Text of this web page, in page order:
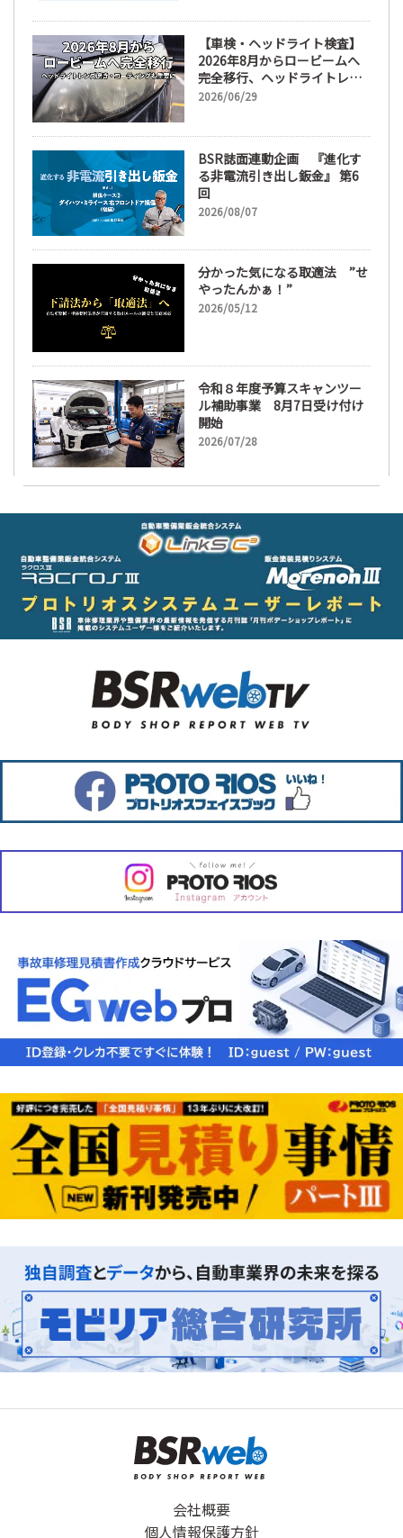
【車検・ヘッドライト検査】
2026年8月からロービームへ
完全移行、ヘッドライトレン
ズ磨き・コーティングも重要
2026/06/29
BSR誌面連動企画 『進化す
る非電流引き出し鈑金』 第6
回
2026/08/07
分かった気になる取適法 ”せ
やったんかぁ！”
2026/05/12
令和８年度予算スキャンツー
ル補助事業 8月7日受け付け
開始
2026/07/28
会社概要
個人情報保護方針